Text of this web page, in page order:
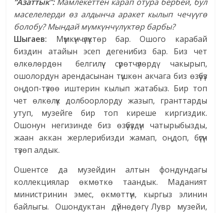
маселелерди өз алдынча аракет кылып чечүүгө
болобу? Мындай мүмкүнчүлүктөр барбы?
Шыгаев: Мүмкүнчүлүктөр бар. Ошого карабай
биздин атайын эсеп дегенибиз бар. Биз чет
өлкөлөрдөн белгилүү сүрөтчүлөрдү чакырып,
ошолордун арендасынан түшкөн акчага биз өзүбүз
оңдоп-түзөө иштерин кылып жатабыз. Бир топ
чет өлкөлүк долбоорлорду жазып, гранттарды
утуп, музейге бир топ киреше киргиздик.
Ошонун негизинде биз өзүбүздүн чатырыбызды,
жаан аккан жерлерибизди жамап, оңдоп, бүгүн
түзөп алдык.
Ошентсе да музейдин алтын фондундагы
коллекциялар өкмөткө таандык. Маданият
министринин эмес, өкмөттүн, кыргыз элинин
байлыгы. Ошондуктан дүйнөдөгү Лувр музейи,